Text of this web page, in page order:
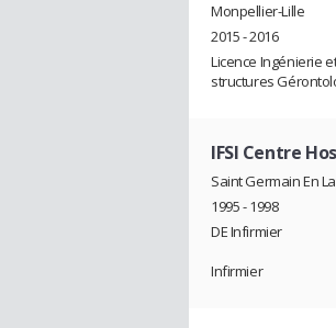
Monpellier-Lille
2015 - 2016
Licence Ingénierie
structures
IFSI Centre
Saint Germain En
1995 - 1998
DE Infirmier
Infirmier